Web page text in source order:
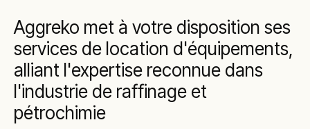
Aggreko met à votre disposition ses
services de location d'équipements,
alliant l'expertise reconnue dans
l'industrie de raffinage et
pétrochimie